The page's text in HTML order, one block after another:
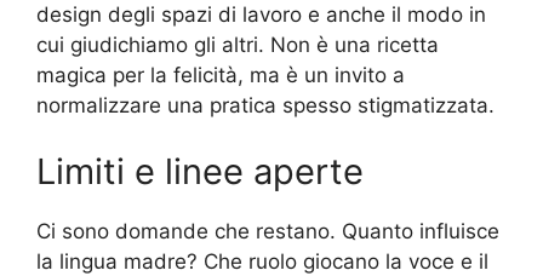
design degli spazi di lavoro e anche il modo in
cui giudichiamo gli altri. Non è una ricetta
magica per la felicità, ma è un invito a
normalizzare una pratica spesso stigmatizzata.
Limiti e linee aperte
Ci sono domande che restano. Quanto influisce
la lingua madre? Che ruolo giocano la voce e il